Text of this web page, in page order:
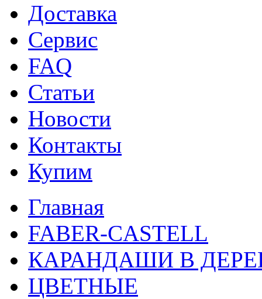
Доставка
Сервис
FAQ
Статьи
Новости
Контакты
Купим
Главная
FABER-CASTELL
КАРАНДАШИ В
ЦВЕТНЫЕ